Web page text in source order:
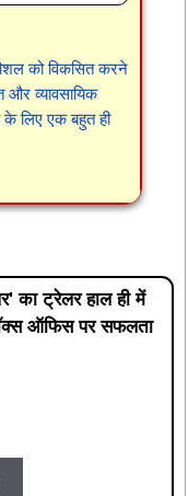
को विकसित करने
व्यावसायिक
लिए एक बहुत ही
का ट्रेलर हाल ही में
ऑफिस पर सफलता